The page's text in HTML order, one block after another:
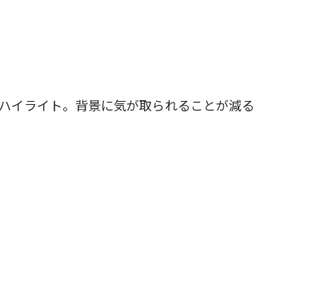
イライト。背景に気が取られることが減る